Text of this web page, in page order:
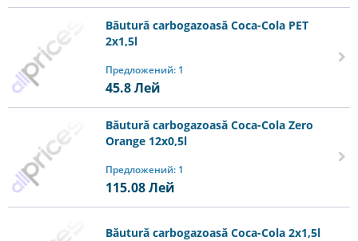
Băutură carbogazoasă Coca-Cola PET
2x1,5l
Предложений: 1
45.8Лей
Băutură carbogazoasă Coca-Cola Zero
Orange 12x0,5l
Предложений: 1
115.08Лей
Băutură carbogazoasă Coca-Cola 2x1,5l